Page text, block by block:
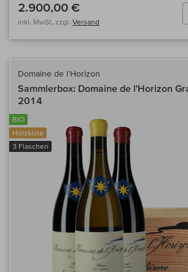
2.900,00 €
inkl. MwSt, zzgl. Versand
Domaine de l'Horizon
Sammlerbox: Domaine de l'Horizon
2014
BIO
Holzkiste
3 Flaschen